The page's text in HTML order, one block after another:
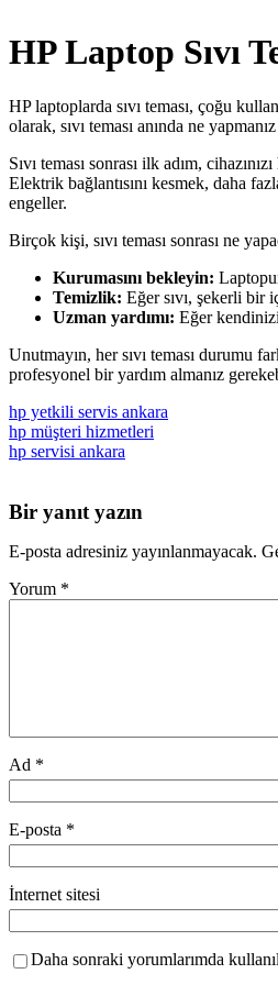
HP Laptop Sıvı
HP laptoplarda sıvı teması, çoğu
olarak, sıvı teması anında ne
Sıvı teması sonrası ilk adım,
Elektrik bağlantısını kesmek, daha
engeller.
Birçok kişi, sıvı teması sonrası ne
Kurumasını bekleyin:
Temizlik: Eğer sıvı, şekerli
Uzman yardımı: Eğer
Unutmayın, her sıvı teması durumu
profesyonel bir yardım almanız
hp yetkili servis ankara
hp müşteri hizmetleri
hp servisi ankara
Bir yanıt yazın
E-posta adresiniz yayınlanmayacak.
Yorum *
Ad *
E-posta *
İnternet sitesi
Daha sonraki yorumlarımda